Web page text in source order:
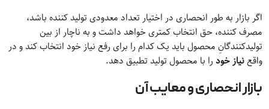
اگر بازار به طور انحصاری در اختیار تعداد معدودی تولید کننده باشد،
مصرف کننده، حق انتخاب کمتری خواهد داشت و به ناچار از بین
تولیدکنندگانِ محصول باید یک کدام را برای رفع نیاز خود انتخاب کند و در
واقعنیاز خودرا با محصول تولید تطبیق دهد.
بازار انحصاری و معایب آن